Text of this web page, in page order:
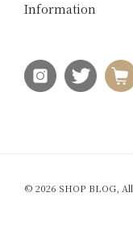
Information
© 2026 SHOP BLOG,